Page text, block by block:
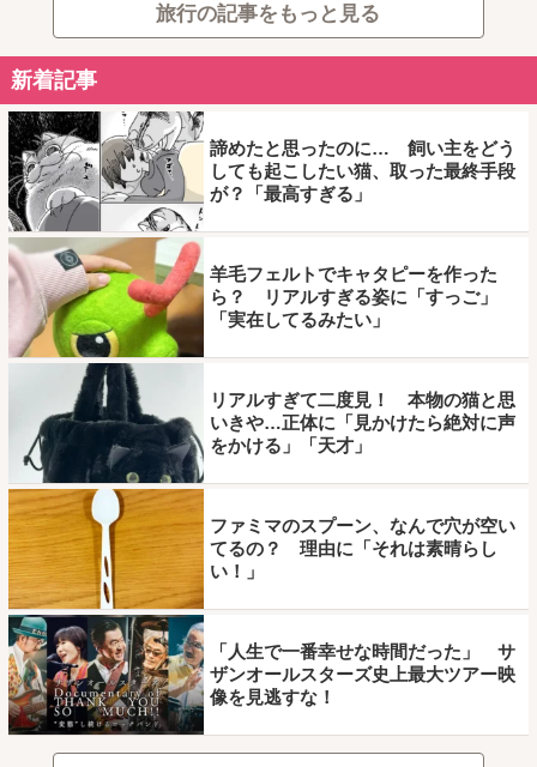
旅行の記事をもっと見る
新着記事
諦めたと思ったのに… 飼い主をどう
しても起こしたい猫、取った最終手段
が？「最高すぎる」
羊毛フェルトでキャタピーを作った
ら？ リアルすぎる姿に「すっご」
「実在してるみたい」
リアルすぎて二度見！ 本物の猫と思
いきや…正体に「見かけたら絶対に声
をかける」「天才」
ファミマのスプーン、なんで穴が空い
てるの？ 理由に「それは素晴らし
い！」
「人生で一番幸せな時間だった」 サ
ザンオールスターズ史上最大ツアー映
像を見逃すな！